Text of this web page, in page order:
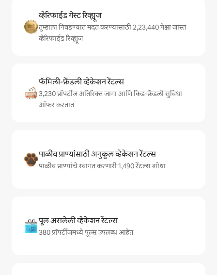
व्हेरिफाईड गेस्ट रिव्ह्यूज
तुम्हाला निवडण्यात मदत करण्यासाठी 2,23,440 पेक्षा जास्त
व्हेरिफाईड रिव्ह्यूज
फॅमिली-फ्रेंडली व्हेकेशन रेंटल्स
3,230 प्रॉपर्टीज अतिरिक्त जागा आणि किड-फ्रेंडली सुविधा
ऑफर करतात
पाळीव प्राण्यांसाठी अनुकूल व्हेकेशन रेंटल्स
पाळीव प्राण्यांचे स्वागत करणारी 1,490 रेंटल्स शोधा
पूल असलेली व्हेकेशन रेंटल्स
380 प्रॉपर्टीजमध्ये पूल्स उपलब्ध आहेत